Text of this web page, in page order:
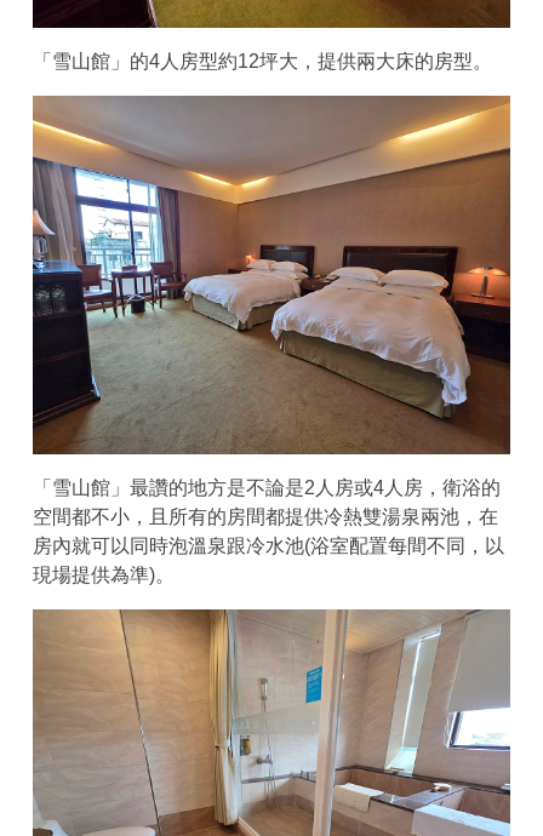
「雪山館」的4人房型約12坪大，提供兩大床的房型。
「雪山館」最讚的地方是不論是2人房或4人房，衛浴的
空間都不小，且所有的房間都提供冷熱雙湯泉兩池，在
房內就可以同時泡溫泉跟冷水池(浴室配置每間不同，以
現場提供為準)。